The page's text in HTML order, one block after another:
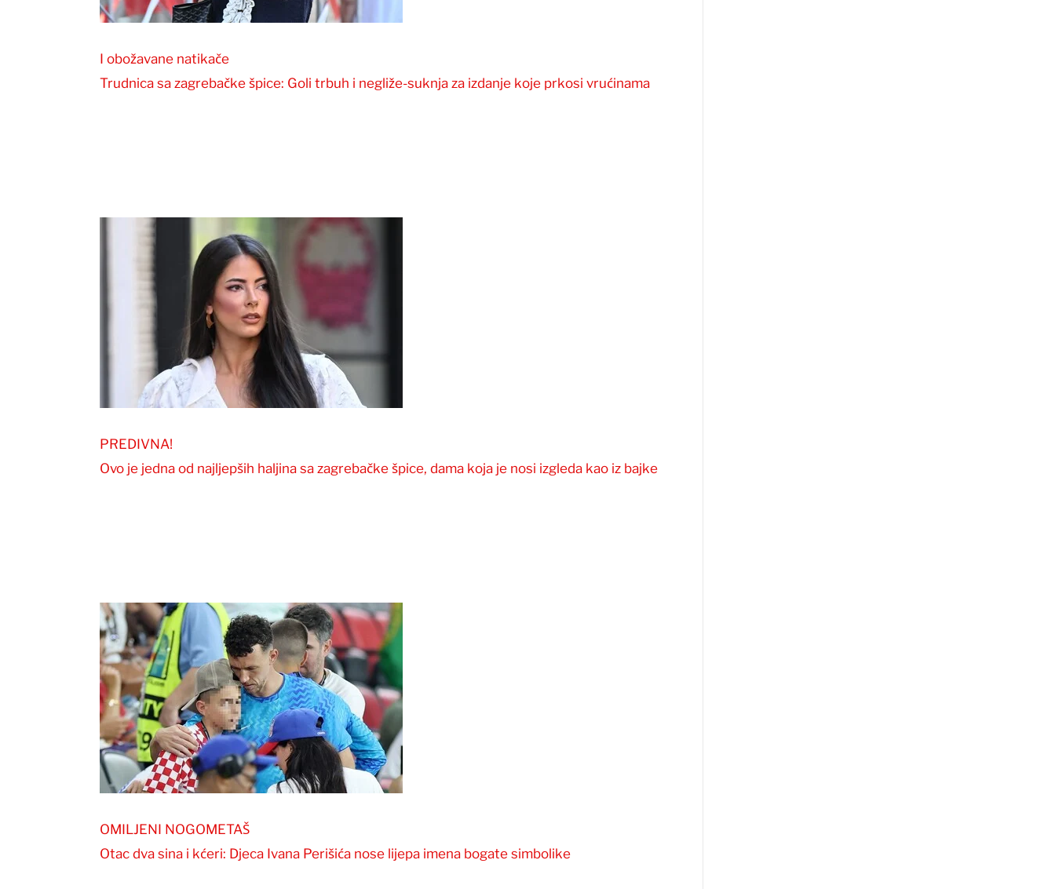
I obožavane natikače
Trudnica sa zagrebačke špice: Goli trbuh i negliže-suknja za izdanje koje prkosi vrućinama
PREDIVNA!
Ovo je jedna od najljepših haljina sa zagrebačke špice, dama koja je nosi izgleda kao iz bajke
OMILJENI NOGOMETAŠ
Otac dva sina i kćeri: Djeca Ivana Perišića nose lijepa imena bogate simbolike